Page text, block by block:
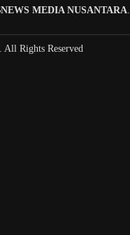
MEDIA NUSANTARA.
All Rights Reserved